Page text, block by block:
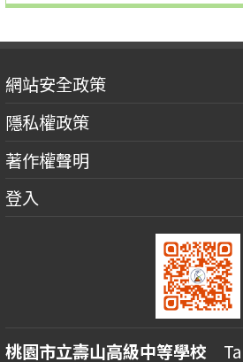
網站安全政策
隱私權政策
著作權聲明
登入
桃園市立壽山高級中等學校